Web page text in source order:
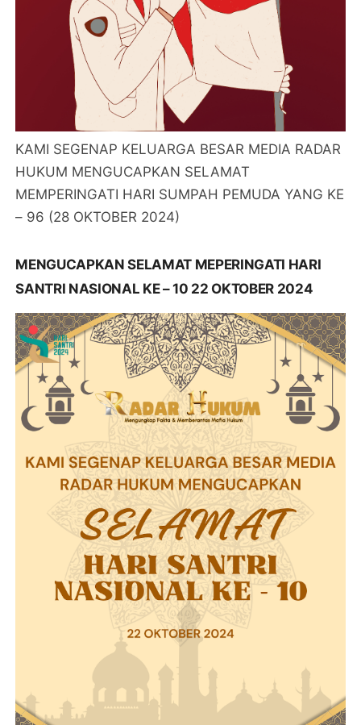
KAMI SEGENAP KELUARGA BESAR MEDIA RADAR
HUKUM MENGUCAPKAN SELAMAT
MEMPERINGATI HARI SUMPAH PEMUDA YANG KE
– 96 (28 OKTOBER 2024)
MENGUCAPKAN SELAMAT MEPERINGATI HARI
SANTRI NASIONAL KE – 10 22 OKTOBER 2024